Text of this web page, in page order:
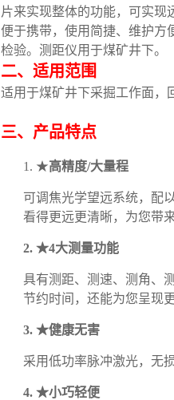
片来实现整体的功能，可实现
便于携带，使用简捷、维护方
检验。测距仪用于煤矿井下。
二、适用范围
适用于煤矿井下采掘工作面，
三、产品特点
1. ★高精度/大量程
可调焦光学望远系统，配
看得更远更清晰，为您带
2. ★4大测量功能
具有测距、测速、测角、
节约时间，还能为您呈现
3. ★健康无害
采用低功率脉冲激光，无
4. ★小巧轻便